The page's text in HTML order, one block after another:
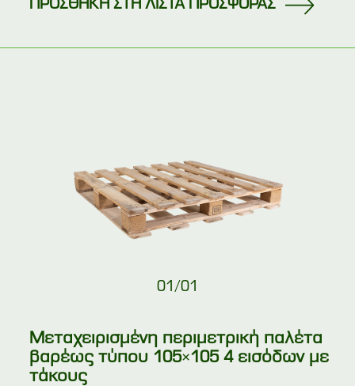
01/01
Μεταχειρισμένη περιμετρική παλέτα
βαρέως τύπου 105×105 4 εισόδων με
τάκους